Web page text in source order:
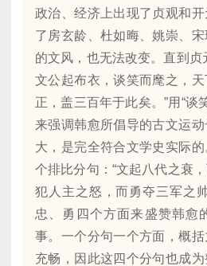
政治、经济上出现了贞观和
了房玄龄、杜如晦、姚崇、
的文风，也无法改变。直到贞
文公起布衣，谈笑而麾之，
正，盖三百年于此矣。”用“谈
来强调韩愈所倡导的古文运
大，是完全符合文学史实际
个排比分句：“文起八代之衰
犯人主之怒，而勇夺三军之
忠、勇四个方面来盛赞韩愈
事。一个分句一个方面，概
充畅，因此这四个分句也成